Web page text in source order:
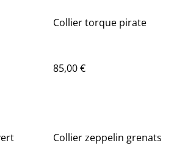
Collier torque pirate
85,00 €
Collier zeppelin grenats